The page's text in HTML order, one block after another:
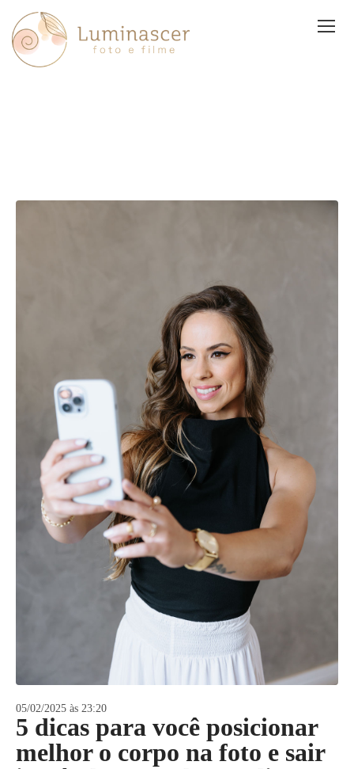
05/02/2025 às 23:20
5 dicas para você posicionar
melhor o corpo na foto e sair